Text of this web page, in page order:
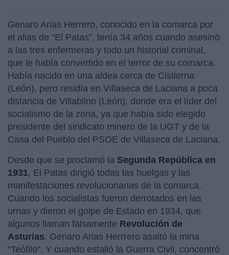
Genaro Arias Herrero, conocido en la comarca por
el alias de “El Patas”, tenía 34 años cuando asesinó
a las tres enfermeras y todo un historial criminal,
que le había convertido en el terror de su comarca.
Había nacido en una aldea cerca de Cistierna
(León), pero residía en Villaseca de Laciana a poca
distancia de Villablino (León), donde era el líder del
socialismo de la zona, ya que había sido elegido
presidente del sindicato minero de la UGT y de la
Casa del Pueblo del PSOE de Villaseca de Laciana.
Desde que se proclamó la Segunda República en
1931, El Patas dirigió todas las huelgas y las
manifestaciones revolucionarias de la comarca.
Cuando los socialistas fueron derrotados en las
urnas y dieron el golpe de Estado en 1934, que
algunos llaman falsamente Revolución de
Asturias, Genaro Arias Herrrero asaltó la mina
“Teófilo”. Y cuando estalló la Guerra Civil, concentró